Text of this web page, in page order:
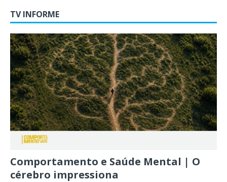
TV INFORME
Comportamento e Saúde Mental | O
cérebro impressiona